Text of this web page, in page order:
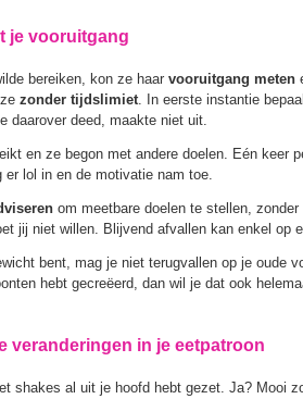
je vooruitgang
bereiken, kon ze haar vooruitgang meten
zonder tijdslimiet. In eerste instantie
daarover deed, maakte niet uit.
en ze begon met andere doelen. Eén keer
lol in en de motivatie nam toe.
om meetbare doelen te stellen,
jij niet willen. Blijvend afvallen kan enkel op
bent, mag je niet terugvallen op je oude
hebt gecreëerd, dan wil je dat ook
veranderingen in je eetpatroon
shakes al uit je hoofd hebt gezet. Ja? Mooi